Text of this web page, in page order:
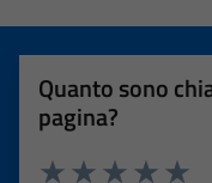
Quanto sono
pagina?